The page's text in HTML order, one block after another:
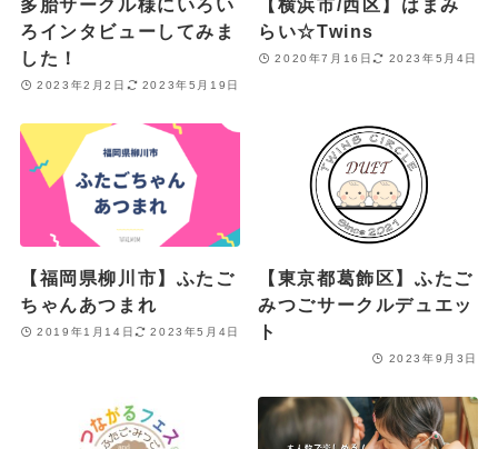
多胎サークル様にいろい
ろインタビューしてみま
した！
2023年2月2日 2023年5月19日
【横浜市/西区】はまみ
らい☆Twins
2020年7月16日 2023年5月4日
【福岡県柳川市】ふたご
ちゃんあつまれ
2019年1月14日 2023年5月4日
【東京都葛飾区】ふたご
みつごサークルデュエッ
ト
2023年9月3日